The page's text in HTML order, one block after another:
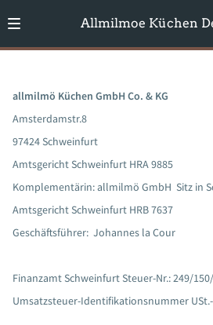
Allmilmoe Küchen
allmilmö Küchen GmbH Co. & KG
Amsterdamstr.8
97424 Schweinfurt
Amtsgericht Schweinfurt HRA 9885
Komplementärin: allmilmö GmbH Sitz in
Amtsgericht Schweinfurt HRB 7637
Geschäftsführer: Johannes la Cour
Finanzamt Schweinfurt Steuer-Nr.: 249/
Umsatzsteuer-Identifikationsnummer USt.-